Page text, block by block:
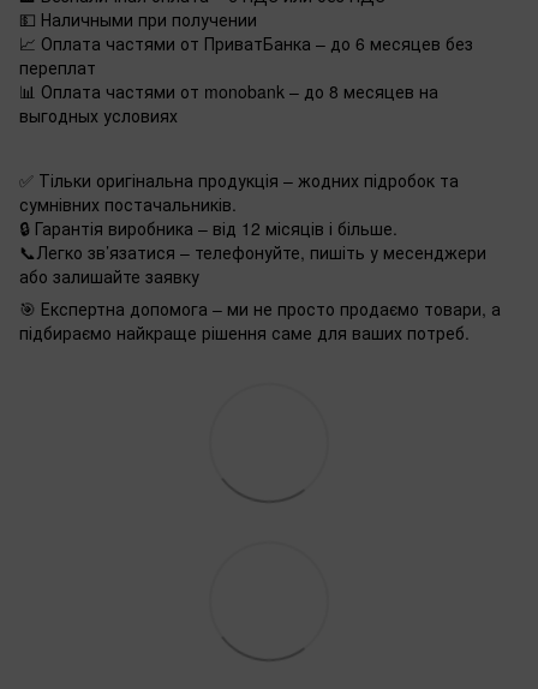
💵 Наличными при получении
📈 Оплата частями от ПриватБанка – до 6 месяцев без
переплат
📊 Оплата частями от monobank – до 8 месяцев на
выгодных условиях
✅ Тільки оригінальна продукція – жодних підробок та
сумнівних постачальників.
🔒 Гарантія виробника – від 12 місяців і більше.
📞Легко зв’язатися – телефонуйте, пишіть у месенджери
або залишайте заявку
🎯 Експертна допомога – ми не просто продаємо товари, а
підбираємо найкраще рішення саме для ваших потреб.